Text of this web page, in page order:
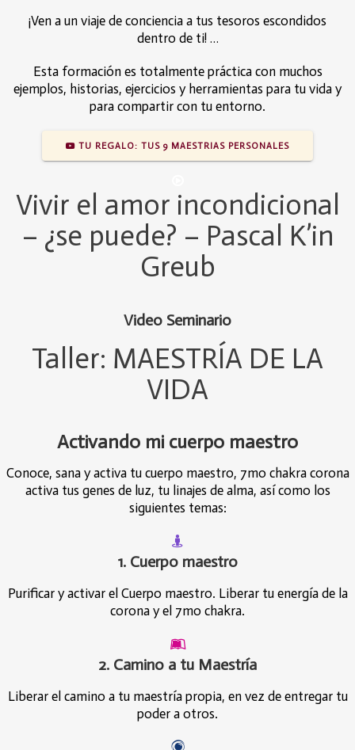
¡Ven a un viaje de conciencia a tus tesoros escondidos
dentro de ti! …
Esta formación es totalmente práctica con muchos
ejemplos, historias, ejercicios y herramientas para tu vida y
para compartir con tu entorno.
TU REGALO: TUS 9 MAESTRIAS PERSONALES
Vivir el amor incondicional
– ¿se puede? – Pascal K’in
Greub
Video Seminario
Taller: MAESTRÍA DE LA
VIDA
Activando mi cuerpo maestro
Conoce, sana y activa tu cuerpo maestro, 7mo chakra corona
activa tus genes de luz, tu linajes de alma, así como los
siguientes temas:
1. Cuerpo maestro
Purificar y activar el Cuerpo maestro. Liberar tu energía de la
corona y el 7mo chakra.
2. Camino a tu Maestría
Liberar el camino a tu maestría propia, en vez de entregar tu
poder a otros.